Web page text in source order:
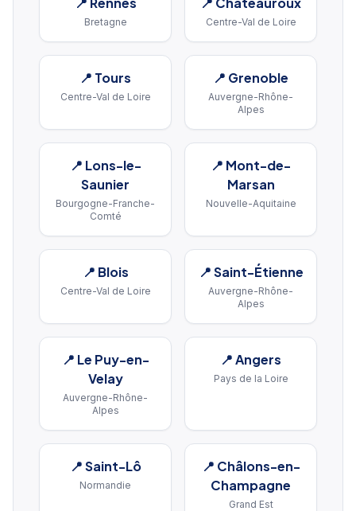
Bretagne Centre-Val de Loire
📍 Tours
Centre-Val de Loire
📍 Grenoble
Auvergne-Rhône-
Alpes
📍 Lons-le-
Saunier
Bourgogne-Franche-
Comté
📍 Mont-de-
Marsan
Nouvelle-Aquitaine
📍 Blois
Centre-Val de Loire
📍Saint-Étienne
Auvergne-Rhône-
Alpes
📍 Le Puy-en-
Velay
Auvergne-Rhône-
Alpes
📍Angers
Pays de la Loire
📍Saint-Lô
Normandie
📍 Châlons-en-
Champagne
Grand Est